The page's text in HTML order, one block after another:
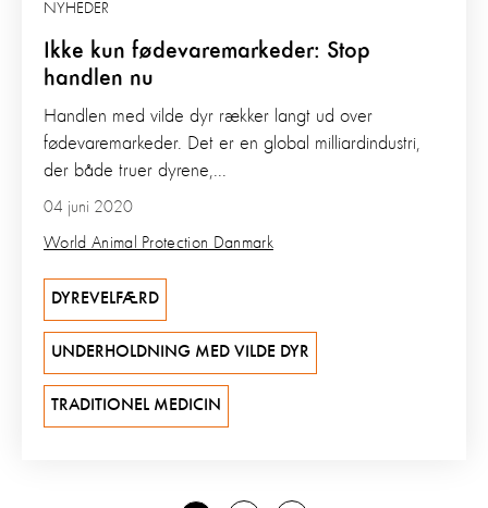
Ikke kun fødevaremarkeder: Stop
handlen nu
NYHEDER
04 juni 2020
World Animal Protection Danmark
Handlen med vilde dyr rækker langt ud over
fødevaremarkeder. Det er en global milliardindustri,
der både truer dyrene,...
DYREVELFÆRD
UNDERHOLDNING MED VILDE DYR
TRADITIONEL MEDICIN